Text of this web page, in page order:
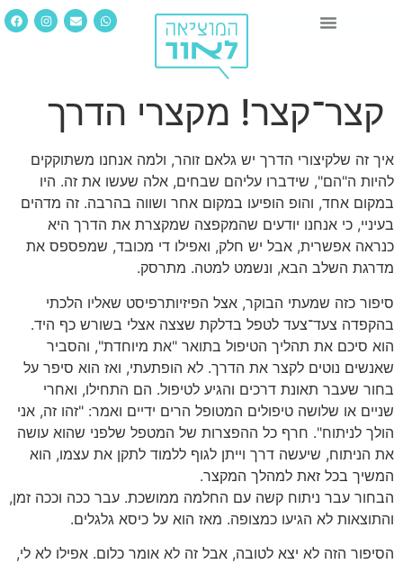
קצר־קצר! מקצרי הדרך
איך זה שלקיצורי הדרך יש גלאם זוהר, ולמה אנחנו משתוקקים
להיות ה"הם", שידברו עליהם שבחים, אלה שעשו את זה. היו
במקום אחד, והופ הופיעו במקום אחר ושווה בהרבה. זה מדהים
בעיניי, כי אנחנו יודעים שהמקפצה שמקצרת את הדרך היא
כנראה אפשרית, אבל יש חלק, ואפילו די מכובד, שמפספס את
מדרגת השלב הבא, ונשמט למטה. מתרסק.
סיפור כזה שמעתי הבוקר, אצל הפיזיותרפיסט שאליו הלכתי
בהקפדה צעד־צעד לטפל בדלקת שצצה אצלי בשורש כף היד.
הוא סיכם את תהליך הטיפול בתואר "את מיוחדת", והסביר
שאנשים נוטים לקצר את הדרך. לא הופתעתי, ואז הוא סיפר על
בחור שעבר תאונת דרכים והגיע לטיפול. הם התחילו, ואחרי
שניים או שלושה טיפולים המטופל הרים ידיים ואמר: "זהו זה, אני
הולך לניתוח". חרף כל ההפצרות של המטפל שלפני שהוא עושה
את הניתוח, שיעשה דרך וייתן לגוף ללמוד לתקן את עצמו, הוא
המשיך בכל זאת למהלך המקצר.
הבחור עבר ניתוח קשה עם החלמה ממושכת. עבר ככה וככה זמן,
והתוצאות לא הגיעו כמצופה. מאז הוא על כיסא גלגלים.
הסיפור הזה לא יצא לטובה, אבל זה לא אומר כלום. אפילו לא לי,